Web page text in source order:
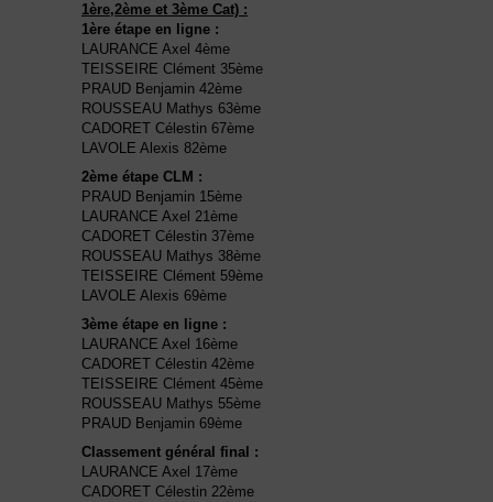
1ère,2ème et 3ème Cat) :
1ère étape en ligne :
LAURANCE Axel 4ème
TEISSEIRE Clément 35ème
PRAUD Benjamin 42ème
ROUSSEAU Mathys 63ème
CADORET Célestin 67ème
LAVOLE Alexis 82ème
2ème étape CLM :
PRAUD Benjamin 15ème
LAURANCE Axel 21ème
CADORET Célestin 37ème
ROUSSEAU Mathys 38ème
TEISSEIRE Clément 59ème
LAVOLE Alexis 69ème
3ème étape en ligne :
LAURANCE Axel 16ème
CADORET Célestin 42ème
TEISSEIRE Clément 45ème
ROUSSEAU Mathys 55ème
PRAUD Benjamin 69ème
Classement général final :
LAURANCE Axel 17ème
CADORET Célestin 22ème